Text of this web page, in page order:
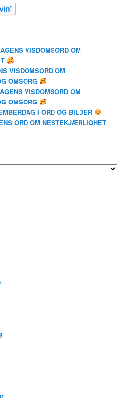
VISDOMSORD OM
VISDOMSORD OM
OMSORG
VISDOMSORD OM
OMSORG
I ORD OG BILDER
ORD OM NESTEKJÆRLIGHET